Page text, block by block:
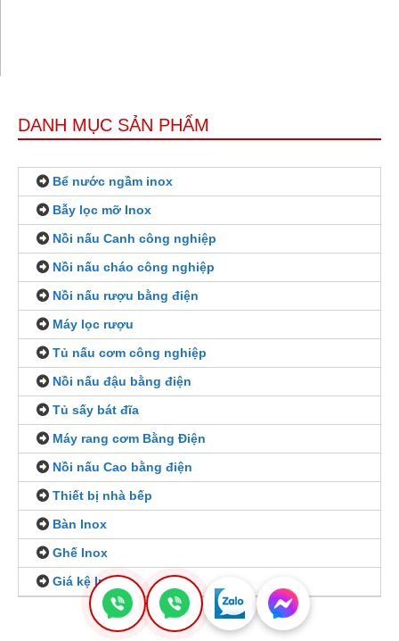
DANH MỤC SẢN PHẨM
Bể nước ngầm inox
Bẫy lọc mỡ Inox
Nồi nấu Canh công nghiệp
Nồi nấu cháo công nghiệp
Nồi nấu rượu bằng điện
Máy lọc rượu
Tủ nấu cơm công nghiệp
Nồi nấu đậu bằng điện
Tủ sấy bát đĩa
Máy rang cơm Bằng Điện
Nồi nấu Cao bằng điện
Thiết bị nhà bếp
Bàn Inox
Ghế Inox
Giá kệ Inox